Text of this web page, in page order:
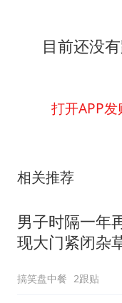
目前还没
打开APP发
相关推荐
男子时隔一年
现大门紧闭杂
搞笑盘中餐 2跟贴